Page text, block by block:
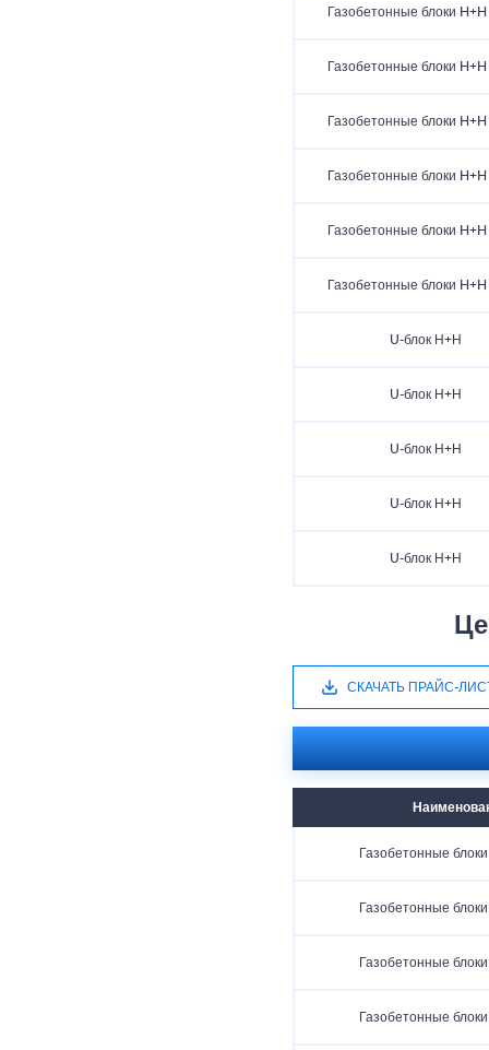
Газобетонные блоки
Газобетонные блоки
Газобетонные блоки
Газобетонные блоки
Газобетонные блоки
Газобетонные блоки
U-блок Н+Н
U-блок Н+Н
U-блок Н+Н
U-блок Н+Н
U-блок Н+Н
СКАЧАТЬ ПРАЙС-
Газобетонные
Газобетонные
Газобетонные
Газобетонные